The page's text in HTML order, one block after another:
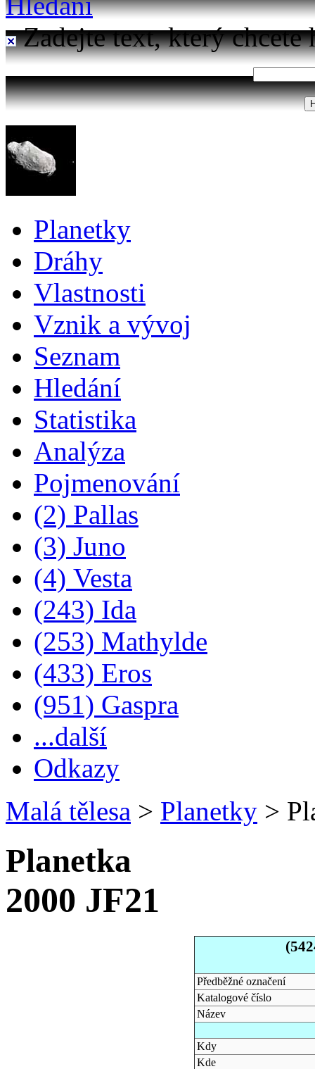
Zadejte text, který chcete
Planetky
Dráhy
Vlastnosti
Vznik a vývoj
Seznam
Hledání
Statistika
Analýza
Pojmenování
(2) Pallas
(3) Juno
(4) Vesta
(243) Ida
(253) Mathylde
(433) Eros
(951) Gaspra
...další
Odkazy
Malá tělesa > Planetky >
Planetka
2000 JF21
Předběžné označení
Katalogové číslo
Název
Kdy
Kde